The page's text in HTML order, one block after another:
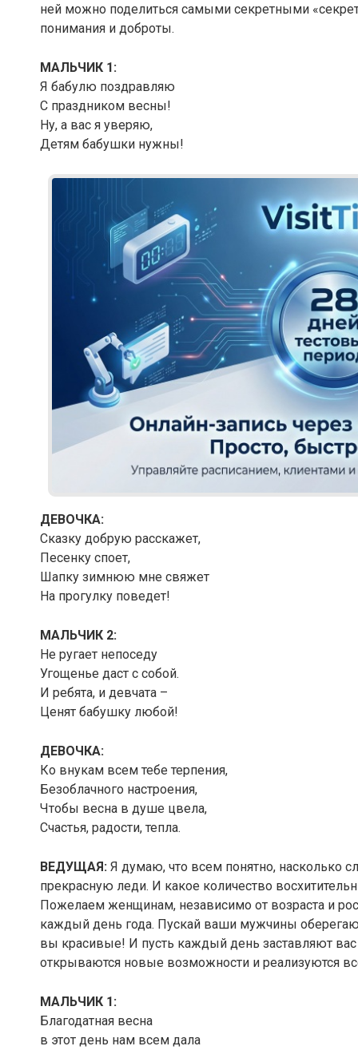
ней можно поделиться самыми секретными
понимания и доброты.
МАЛЬЧИК 1:
Я бабулю поздравляю
С праздником весны!
Ну, а вас я уверяю,
Детям бабушки нужны!
ДЕВОЧКА:
Сказку добрую расскажет,
Песенку споет,
Шапку зимнюю мне свяжет
На прогулку поведет!
МАЛЬЧИК 2:
Не ругает непоседу
Угощенье даст с собой.
И ребята, и девчата –
Ценят бабушку любой!
ДЕВОЧКА:
Ко внукам всем тебе терпения,
Безоблачного настроения,
Чтобы весна в душе цвела,
Счастья, радости, тепла.
ВЕДУЩАЯ: Я думаю, что всем понятно, насколько
прекрасную леди. И какое количество
Пожелаем женщинам, независимо от возраста и
каждый день года. Пускай ваши мужчины
вы красивые! И пусть каждый день заставляют
открываются новые возможности и реализуются
МАЛЬЧИК 1:
Благодатная весна
в этот день нам всем дала